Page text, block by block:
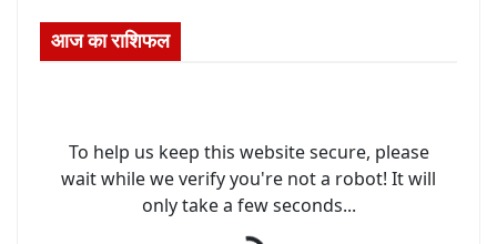
आज का राशिफल